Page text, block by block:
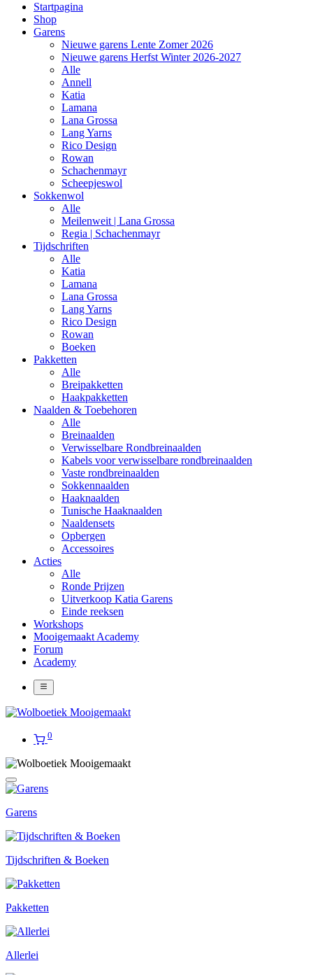
Startpagina
Shop
Garens
Nieuwe garens Lente Zomer 2026
Nieuwe garens Herfst Winter 2026-2027
Alle
Annell
Katia
Lamana
Lana Grossa
Lang Yarns
Rico Design
Rowan
Schachenmayr
Scheepjeswol
Sokkenwol
Alle
Meilenweit | Lana Grossa
Regia | Schachenmayr
Tijdschriften
Alle
Katia
Lamana
Lana Grossa
Lang Yarns
Rico Design
Rowan
Boeken
Pakketten
Alle
Breipakketten
Haakpakketten
Naalden & Toebehoren
Alle
Breinaalden
Verwisselbare Rondbreinaalden
Kabels voor verwisselbare rondbreinaalden
Vaste rondbreinaalden
Sokkennaalden
Haaknaalden
Tunische Haaknaalden
Naaldensets
Opbergen
Accessoires
Acties
Alle
Ronde Prijzen
Uitverkoop Katia Garens
Einde reeksen
Workshops
Mooigemaakt Academy
Forum
Academy
0
Garens
Tijdschriften & Boeken
Pakketten
Allerlei